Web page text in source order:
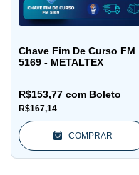
Chave Fim De Curso FM
5169 - METALTEX
R$167,14
R$153,77 com Boleto
COMPRAR